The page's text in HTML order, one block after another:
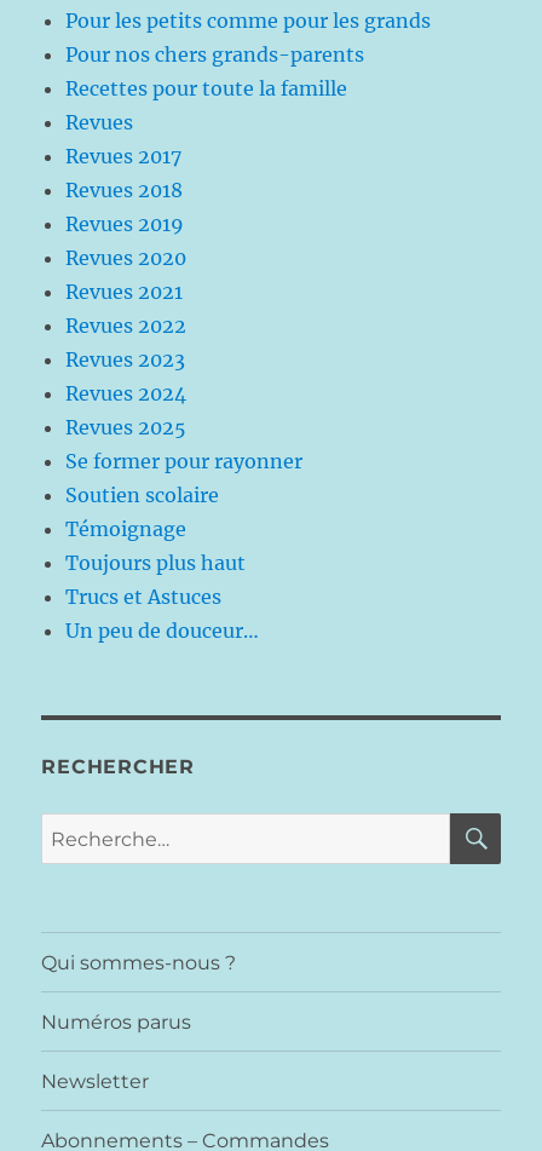
Pour les petits comme pour les grands
Pour nos chers grands-parents
Recettes pour toute la famille
Revues
Revues 2017
Revues 2018
Revues 2019
Revues 2020
Revues 2021
Revues 2022
Revues 2023
Revues 2024
Revues 2025
Se former pour rayonner
Soutien scolaire
Témoignage
Toujours plus haut
Trucs et Astuces
Un peu de douceur…
RECHERCHER
Recherche
pour :
Qui sommes-nous ?
Numéros parus
Newsletter
Abonnements – Commandes